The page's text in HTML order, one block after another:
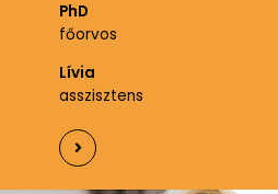
PhD
főorvos
Lívia
asszisztens